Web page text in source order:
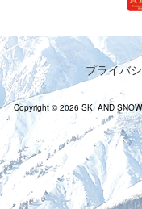
プライバ
Copyright © 2026 SKI AND